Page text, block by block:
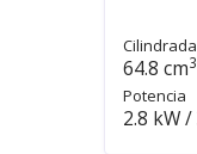
Cilindrada
64.8 cm3
Potencia
2.8 kW